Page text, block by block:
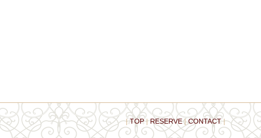
TOP RESERVE CONTACT